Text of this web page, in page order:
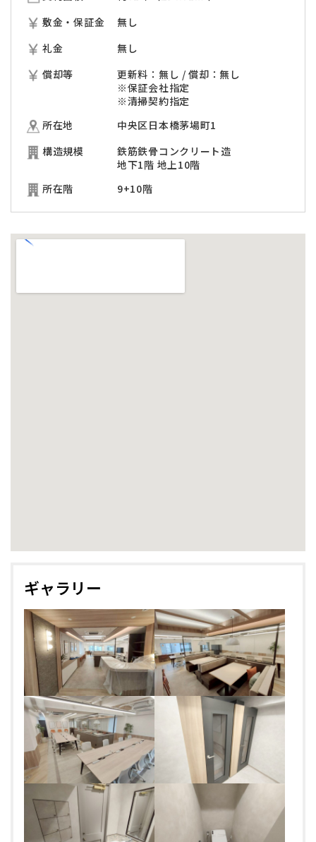
敷金・保証金
無し
礼金
無し
償却等
更新料：無し / 償却：無し
※保証会社指定
※清掃契約指定
所在地
中央区日本橋茅場町1
構造規模
鉄筋鉄骨コンクリート造
地下1階 地上10階
所在階
9+10階
ギャラリー